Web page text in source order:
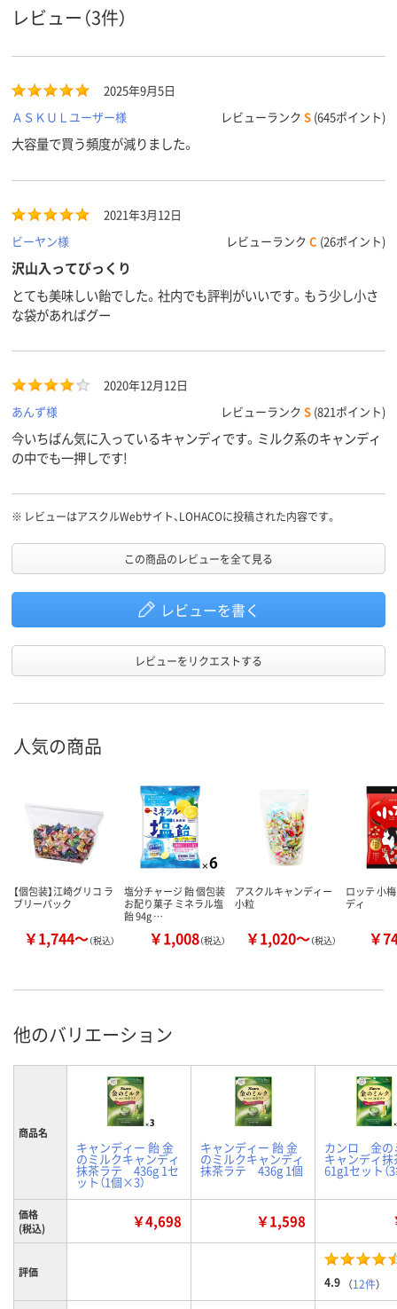
レビュー（3件）
2025年9月5日
ＡＳＫＵＬユーザー様
レビューランク S (645ポイント)
大容量で買う頻度が減りました。
2021年3月12日
ビーヤン様
レビューランク C (26ポイント)
沢山入ってびっくり
とても美味しい飴でした。社内でも評判がいいです。もう少し小さ
な袋があればグー
2020年12月12日
あんず様
レビューランク S (821ポイント)
今いちばん気に入っているキャンディです。ミルク系のキャンディ
の中でも一押しです!
※ レビューはアスクルWebサイト、LOHACOに投稿された内容です。
この商品のレビューを全て見る
レビューを書く
レビューをリクエストする
人気の商品
【個包装】江崎グリコ ラ
ブリーパック
￥1,744～（税込）
塩分チャージ 飴 個包装
お配り菓子 ミネラル塩
飴 94g …
￥1,008（税込）
アスクルキャンディー
小粒
￥1,020～（税込）
ロッテ 小
ディ
￥
他のバリエーション
商品名
キャンディー 飴 金
のミルクキャンディ
抹茶ラテ 436g 1セ
ット（1個×3）
キャンディー 飴 金
のミルクキャンディ
抹茶ラテ 436g 1個
カンロ 金の
キャンディ
61g1セット（3
価格
(税込)
￥4,698 ￥1,598
評価
4.9 （12件）